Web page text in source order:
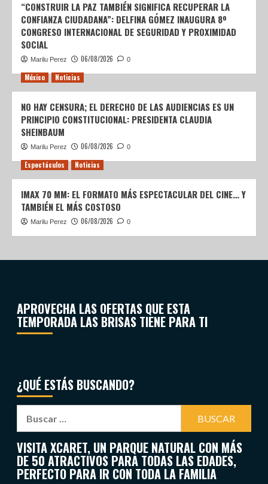
“CONSTRUIR LA PAZ TAMBIÉN SIGNIFICA RECUPERAR LA
CONFIANZA CIUDADANA”: DELFINA GÓMEZ INAUGURA 8º
CONGRESO INTERNACIONAL DE SEGURIDAD Y PROXIMIDAD
SOCIAL
Marilu Perez 06/08/2026 0
México Noticias
NO HAY CENSURA; EL DERECHO DE LAS AUDIENCIAS ES UN
PRINCIPIO CONSTITUCIONAL: PRESIDENTA CLAUDIA
SHEINBAUM
Marilu Perez 06/08/2026 0
Espectáculos Noticias
IMAX 70 MM: EL FORMATO MÁS ESPECTACULAR DEL CINE… Y
TAMBIÉN EL MÁS COSTOSO
Marilu Perez 06/08/2026 0
APROVECHA LAS OFERTAS QUE ESTA
TEMPORADA LAS BRISAS TIENE PARA TI
¿QUÉ ESTÁS BUSCANDO?
VISITA XCARET, UN PARQUE NATURAL CON MÁS
DE 50 ATRACTIVOS PARA TODAS LAS EDADES,
PERFECTO PARA IR CON TODA LA FAMILIA